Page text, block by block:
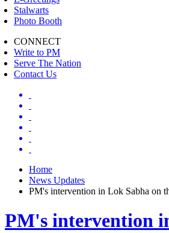
Stalwarts
Photo Booth
CONNECT
Write to PM
Serve The Nation
Contact Us
Home
News Updates
PM's intervention in Lok Sabha on
PM's intervention